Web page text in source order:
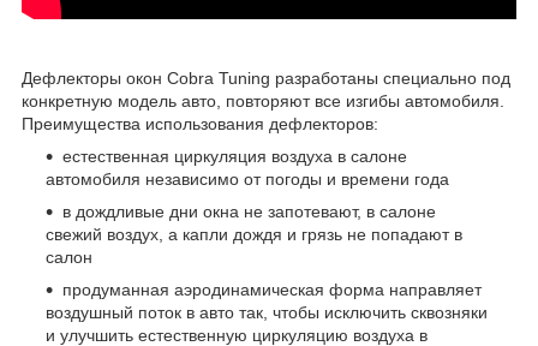
Дефлекторы окон Cobra Tuning разработаны специально под
конкретную модель авто, повторяют все изгибы автомобиля.
Преимущества использования дефлекторов:
естественная циркуляция воздуха в салоне
автомобиля независимо от погоды и времени года
в дождливые дни окна не запотевают, в салоне
свежий воздух, а капли дождя и грязь не попадают в
салон
продуманная аэродинамическая форма направляет
воздушный поток в авто так, чтобы исключить сквозняки
и улучшить естественную циркуляцию воздуха в